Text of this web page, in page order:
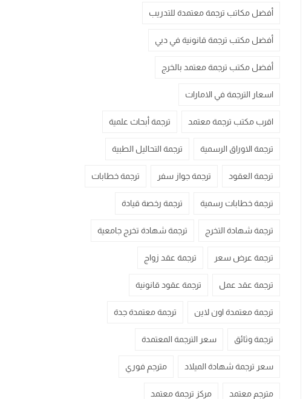
أفضل مكاتب ترجمة معتمدة للتدريب
أفضل مكتب ترجمة قانونية في دبي
أفضل مكتب ترجمة معتمد بالخرج
اسعار الترجمة في الامارات
اقرب مكتب ترجمة معتمد ترجمة أبحاث علمية
ترجمة الاوراق الرسمية ترجمة التحاليل الطبية
ترجمة العقود ترجمة جواز سفر ترجمة خطابات
ترجمة خطابات رسمية ترجمة رخصة قيادة
ترجمة شهادة التخرج ترجمة شهادة تخرج جامعية
ترجمة عرض سعر ترجمة عقد زواج
ترجمة عقد عمل ترجمة عقود قانونية
ترجمة معتمدة اون لاين ترجمة معتمدة جدة
ترجمة وثائق سعر الترجمة المعتمدة
سعر ترجمة شهادة الميلاد مترجم فوري
مترجم معتمد مركز ترجمة معتمد